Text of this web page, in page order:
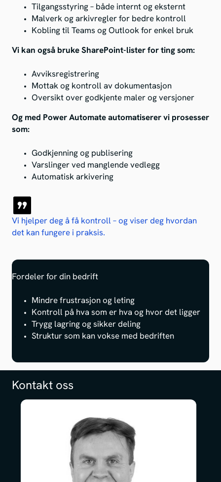
Tilgangsstyring – både internt og eksternt
Malverk og arkivregler for bedre kontroll
Kobling til Teams og Outlook for enkel bruk
Vi kan også bruke SharePoint-lister for ting som:
Avviksregistrering
Mottak og kontroll av dokumentasjon
Oversikt over godkjente maler og versjoner
Og med Power Automate automatiserer vi prosesser
som:
Godkjenning og publisering
Varslinger ved manglende vedlegg
Automatisk arkivering
Vi hjelper deg å få kontroll – og viser deg hvordan
det kan fungere i praksis.
Fordeler for din bedrift
Mindre frustrasjon og leting
Kontroll på hva som er hva og hvor det ligger
Trygg lagring og sikker deling
Struktur som kan vokse med bedriften
Kontakt oss